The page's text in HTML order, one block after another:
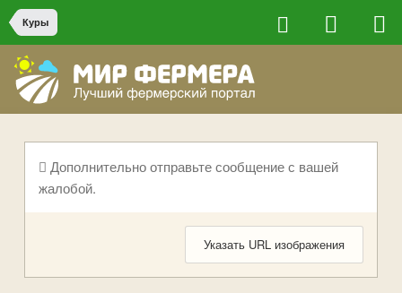
Куры
Дополнительно отправьте сообщение с вашей
жалобой.
Указать URL изображения